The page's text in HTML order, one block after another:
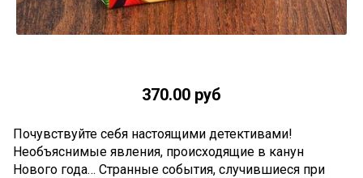
370.00 руб
Почувствуйте себя настоящими детективами!
Необъяснимые явления, происходящие в канун
Нового года… Странные события, случившиеся при